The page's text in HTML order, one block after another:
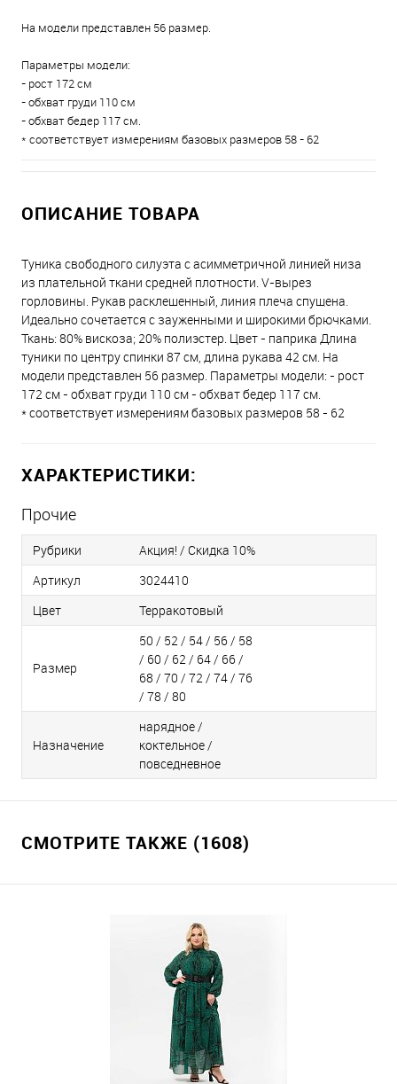
На модели представлен 56 размер.
Параметры модели:
- рост 172 см
- обхват груди 110 см
- обхват бедер 117 см.
* соответствует измерениям базовых размеров 58 - 62
ОПИСАНИЕ ТОВАРА
Туника свободного силуэта с асимметричной линией низа
из плательной ткани средней плотности. V-вырез
горловины. Рукав расклешенный, линия плеча спущена.
Идеально сочетается с зауженными и широкими брючками.
Ткань: 80% вискоза; 20% полиэстер. Цвет - паприка Длина
туники по центру спинки 87 см, длина рукава 42 см. На
модели представлен 56 размер. Параметры модели: - рост
172 см - обхват груди 110 см - обхват бедер 117 см.
* соответствует измерениям базовых размеров 58 - 62
ХАРАКТЕРИСТИКИ:
Прочие
Рубрики
Акция! / Скидка 10%
Артикул
3024410
Цвет
Терракотовый
Размер
50 / 52 / 54 / 56 / 58
/ 60 / 62 / 64 / 66 /
68 / 70 / 72 / 74 / 76
/ 78 / 80
Назначение
нарядное /
коктельное /
повседневное
СМОТРИТЕ ТАКЖЕ (1608)